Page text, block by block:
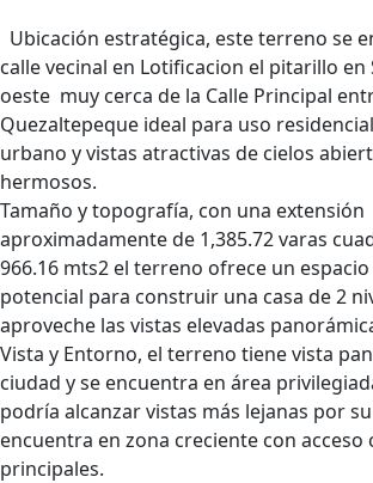
Ubicación estratégica, este terreno se
calle vecinal en Lotificacion el pitarillo en
oeste muy cerca de la Calle Principal
Quezaltepeque ideal para uso
urbano y vistas atractivas de cielos
hermosos.
Tamaño y topografía, con una extensión
aproximadamente de 1,385.72 varas
966.16 mts2 el terreno ofrece un
potencial para construir una casa de 2
aproveche las vistas elevadas
Vista y Entorno, el terreno tiene vista
ciudad y se encuentra en área
podría alcanzar vistas más lejanas por
encuentra en zona creciente con acceso
principales.